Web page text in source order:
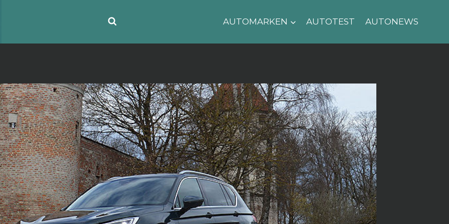
AUTOMARKEN AUTOTEST AUTONEWS